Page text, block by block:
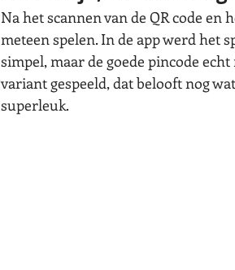
Na het scannen van de QR code en
meteen spelen. In de app werd het
simpel, maar de goede pincode
variant gespeeld, dat belooft nog
superleuk.